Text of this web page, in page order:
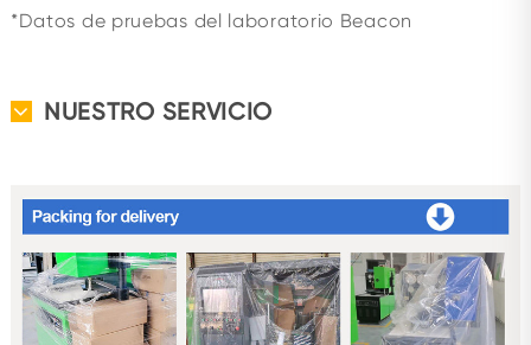
*Datos de pruebas del laboratorio Beacon
NUESTRO SERVICIO